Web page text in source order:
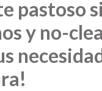
pastoso
y no-